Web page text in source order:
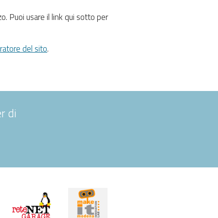
Puoi usare il link qui sotto per
del sito.
di